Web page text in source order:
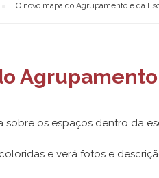
O novo mapa do Agrupamento e da
Agrupamento
os espaços dentro da
e verá fotos e